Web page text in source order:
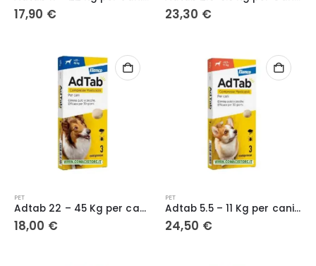
17,90 € 23,30 €
PET
Adtab 22 – 45 Kg per cani – Compressa Masticabile Antiparassitaria contro Pulci e Zecche
18,00 €
PET
Adtab 5.5 – 11 Kg per cani – Compressa Masticabile Antiparassitaria contro Pulci e Zecche
24,50 €